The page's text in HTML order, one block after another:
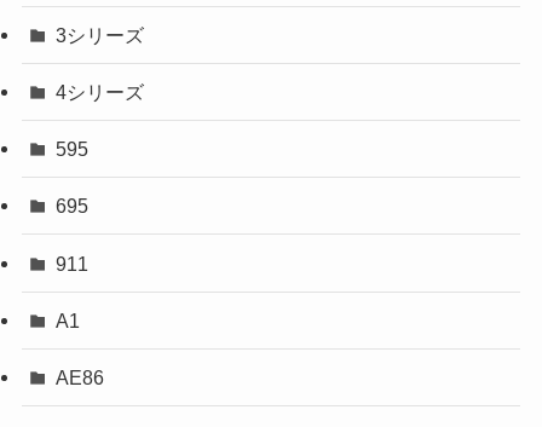
3シリーズ
4シリーズ
595
695
911
A1
AE86